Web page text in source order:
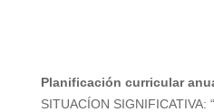
Planificación curricular
SITUACÍON SIGNIFICATIVA: